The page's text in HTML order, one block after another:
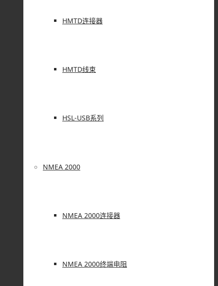
HMTD连接器
HMTD线束
HSL-USB系列
NMEA 2000
NMEA 2000连接器
NMEA 2000终端电阻